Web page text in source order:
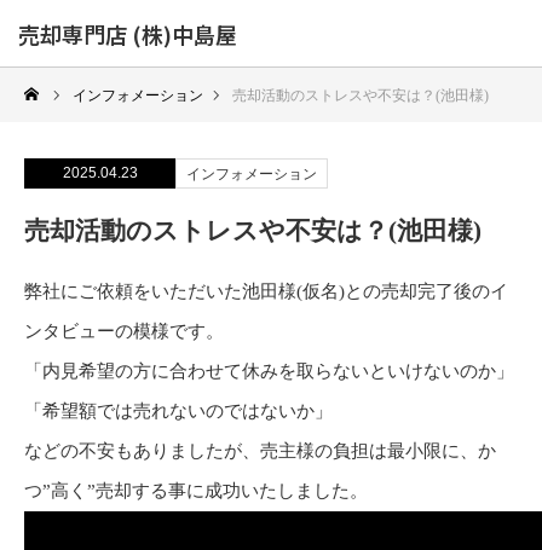
売却専門店 (株)中島屋
インフォメーション 売却活動のストレスや不安は？(池田様)
2025.04.23 インフォメーション
売却活動のストレスや不安は？(池田様)
弊社にご依頼をいただいた池田様(仮名)との売却完了後のイ
ンタビューの模様です。
「内見希望の方に合わせて休みを取らないといけないのか」
「希望額では売れないのではないか」
などの不安もありましたが、売主様の負担は最小限に、か
つ”高く”売却する事に成功いたしました。